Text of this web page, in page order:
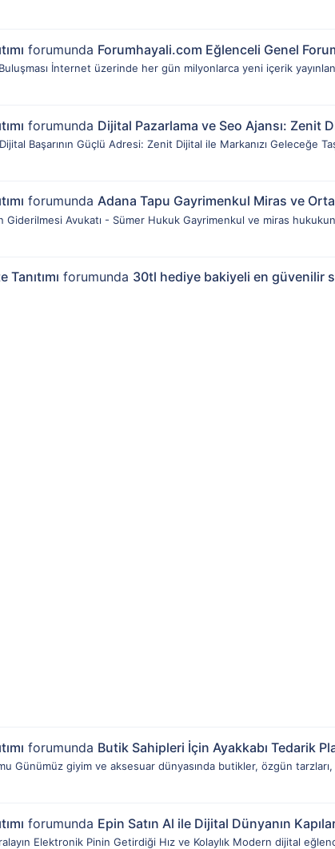
forumunda Forumhayali.com Eğlenceli Genel
İnternet üzerinde her gün milyonlarca yeni içerik
forumunda Dijital Pazarlama ve Seo Ajansı: Zenit
Başarının Güçlü Adresi: Zenit Dijital ile Markanızı Geleceğe
forumunda Adana Tapu Gayrimenkul Miras ve
Giderilmesi Avukatı - Sümer Hukuk Gayrimenkul ve miras
forumunda 30tl hediye bakiyeli en güvenilir
forumunda Butik Sahipleri İçin Ayakkabı Tedarik
Günümüz giyim ve aksesuar dünyasında butikler, özgün
forumunda Epin Satın Al ile Dijital Dünyanın
Elektronik Pinin Getirdiği Hız ve Kolaylık Modern dijital